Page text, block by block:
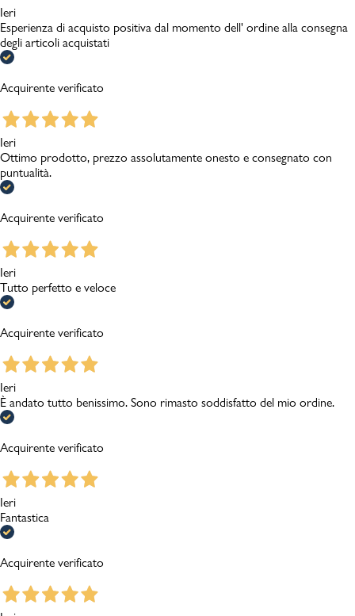
Ieri
Esperienza di acquisto positiva dal momento dell' ordine alla consegna
degli articoli acquistati
Acquirente verificato
Ieri
Ottimo prodotto, prezzo assolutamente onesto e consegnato con
puntualità.
Acquirente verificato
Ieri
Tutto perfetto e veloce
Acquirente verificato
Ieri
È andato tutto benissimo. Sono rimasto soddisfatto del mio ordine.
Acquirente verificato
Ieri
Fantastica
Acquirente verificato